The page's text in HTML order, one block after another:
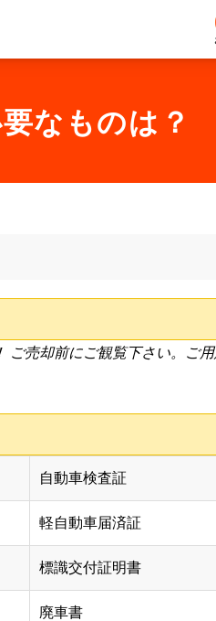
なものは？
売却前にご観覧下さい。ご
自動車検査証
軽自動車届済証
標識交付証明書
廃車書